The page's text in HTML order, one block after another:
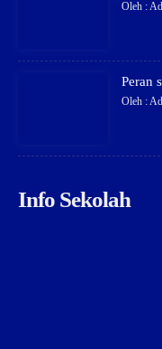
Oleh :
Peran
Oleh :
Info Sekolah